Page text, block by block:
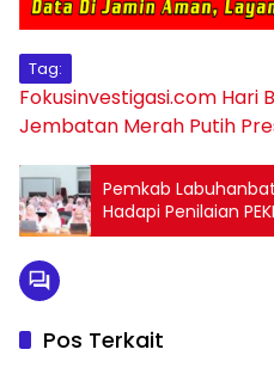
Tag:
Fokusinvestigasi.com Hari
Jembatan Merah Putih
Pemkab
Hadapi Penilaian
Pos Terkait